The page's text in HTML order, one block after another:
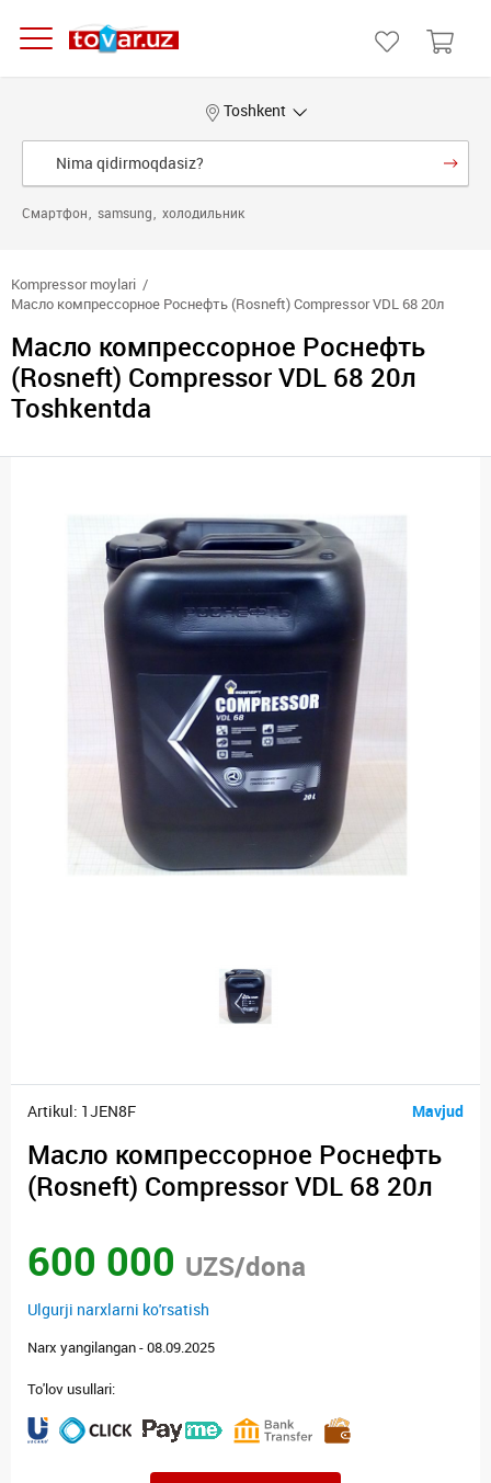
Toshkent
Смартфон samsung холодильник
Kompressor moylari
Масло компрессорное Роснефть (Rosneft) Compressor VDL 68 20л
Масло компрессорное Роснефть
(Rosneft) Compressor VDL 68 20л
Toshkentda
Artikul: 1JEN8F Mavjud
Масло компрессорное Роснефть
(Rosneft) Compressor VDL 68 20л
600 000 UZS/dona
Ulgurji narxlarni ko'rsatish
Narx yangilangan - 08.09.2025
To'lov usullari: